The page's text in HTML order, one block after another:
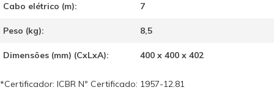
Cabo elétrico (m): 7
Peso (kg): 8,5
Dimensões (mm) (CxLxA): 400 x 400 x 402
*Certificador: ICBR Nº Certificado: 1957-12.81